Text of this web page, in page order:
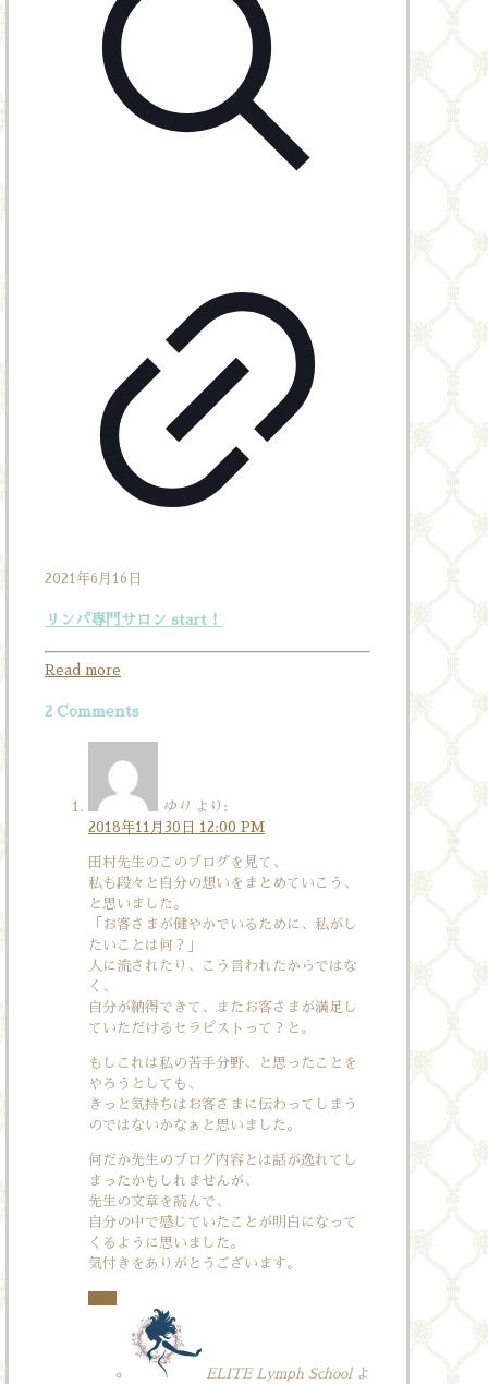
2021年6月16日
リンパ専門サロン start！
Read more
2 Comments
ゆり より:
2018年11月30日 12:00 PM
田村先生のこのブログを見て、
私も段々と自分の想いをまとめていこう、
と思いました。
「お客さまが健やかでいるために、私がし
たいことは何？」
人に流されたり、こう言われたからではな
く、
自分が納得できて、またお客さまが満足し
ていただけるセラピストって？と。
もしこれは私の苦手分野、と思ったことを
やろうとしても、
きっと気持ちはお客さまに伝わってしまう
のではないかなぁと思いました。
何だか先生のブログ内容とは話が逸れてし
まったかもしれませんが、
先生の文章を読んで、
自分の中で感じていたことが明白になって
くるように思いました。
気付きをありがとうございます。
ELITE Lymph School よ